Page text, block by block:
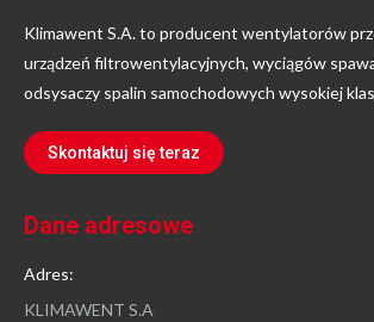
Klimawent S.A. to producent wentylatorów
urządzeń filtrowentylacyjnych, wyciągów
odsysaczy spalin samochodowych wysokiej
Skontaktuj się teraz
Dane adresowe
Adres:
KLIMAWENT S.A